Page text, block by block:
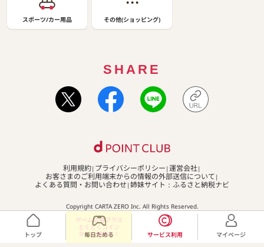
スポーツ/カー用品 その他(ショッピング)
SHARE
利用規約 プライバシーポリシー 運営会社
お客さまのご利用端末からの情報の外部送信について
よくある質問・お問い合わせ 姉妹サイト：ふるさと納税ナビ
Copyright CARTA ZERO Inc. All Rights Reserved.
トップ 毎日ためる
ゲーム広場プラス
とくとくコイン
タイム開催中！
サービス利用 マイページ